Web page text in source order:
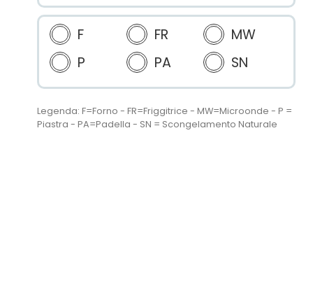
F FR
MW
P
PA SN
Legenda: F=Forno - FR=Friggitrice - MW=Microonde - P =
Piastra - PA=Padella - SN = Scongelamento Naturale